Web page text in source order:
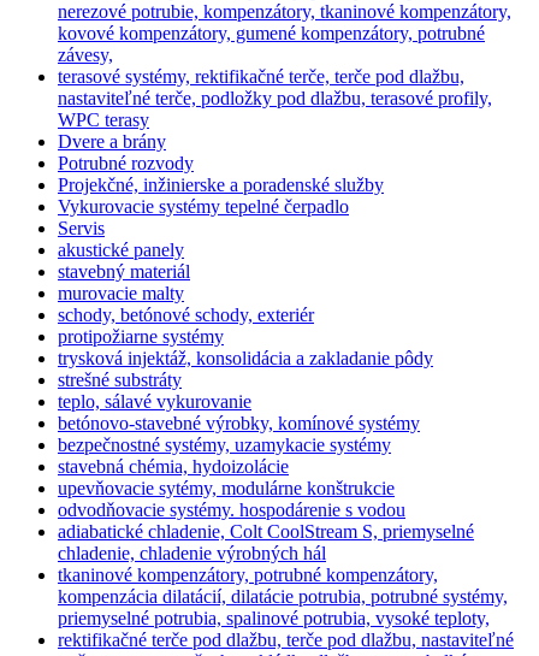
nerezové potrubie, kompenzátory, tkaninové kompenzátory,
kovové kompenzátory, gumené kompenzátory, potrubné
závesy,
terasové systémy, rektifikačné terče, terče pod dlažbu,
nastaviteľné terče, podložky pod dlažbu, terasové profily,
WPC terasy
Dvere a brány
Potrubné rozvody
Projekčné, inžinierske a poradenské služby
Vykurovacie systémy tepelné čerpadlo
Servis
akustické panely
stavebný materiál
murovacie malty
schody, betónové schody, exteriér
protipožiarne systémy
trysková injektáž, konsolidácia a zakladanie pôdy
strešné substráty
teplo, sálavé vykurovanie
betónovo-stavebné výrobky, komínové systémy
bezpečnostné systémy, uzamykacie systémy
stavebná chémia, hydoizolácie
upevňovacie sytémy, modulárne konštrukcie
odvodňovacie systémy. hospodárenie s vodou
adiabatické chladenie, Colt CoolStream S, priemyselné
chladenie, chladenie výrobných hál
tkaninové kompenzátory, potrubné kompenzátory,
kompenzácia dilatácií, dilatácie potrubia, potrubné systémy,
priemyselné potrubia, spalinové potrubia, vysoké teploty,
rektifikačné terče pod dlažbu, terče pod dlažbu, nastaviteľné